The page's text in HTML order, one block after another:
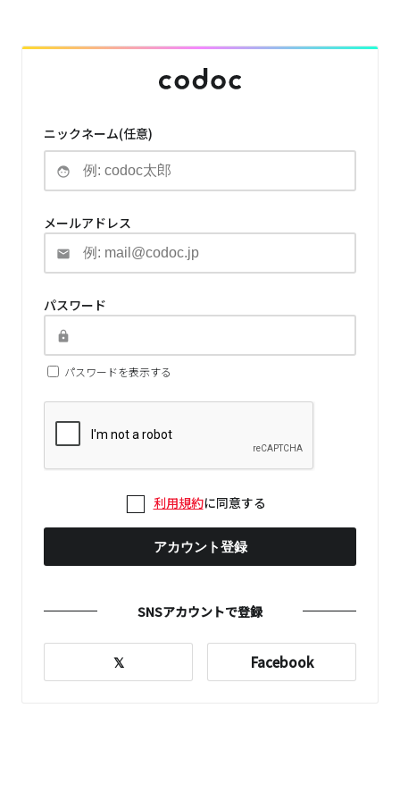
ニックネーム(任意)
メールアドレス
パスワード
パスワードを表示する
利用規約に同意する
アカウント登録
SNSアカウントで登録
𝕏 Facebook